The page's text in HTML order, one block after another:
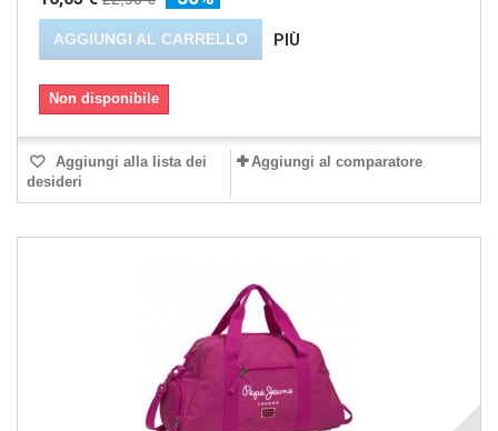
AGGIUNGI AL CARRELLO PIÙ
Non disponibile
Aggiungi alla lista dei
desideri
Aggiungi al comparatore